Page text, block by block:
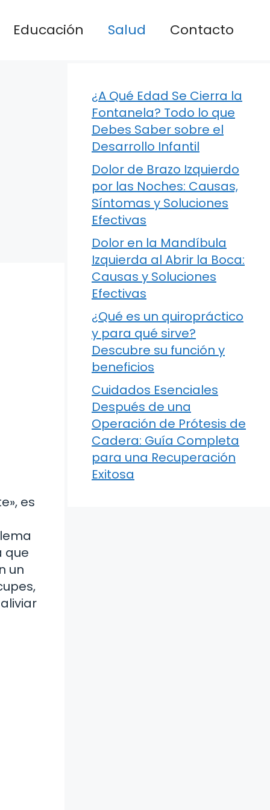
Educación Salud Contacto
es
que
un
¿A Qué Edad Se Cierra la
Fontanela? Todo lo que
Debes Saber sobre el
Desarrollo Infantil
Dolor de Brazo Izquierdo
por las Noches: Causas,
Síntomas y Soluciones
Efectivas
Dolor en la Mandíbula
Izquierda al Abrir la Boca:
Causas y Soluciones
Efectivas
¿Qué es un quiropráctico
y para qué sirve?
Descubre su función y
beneficios
Cuidados Esenciales
Después de una
Operación de Prótesis de
Cadera: Guía Completa
para una Recuperación
Exitosa